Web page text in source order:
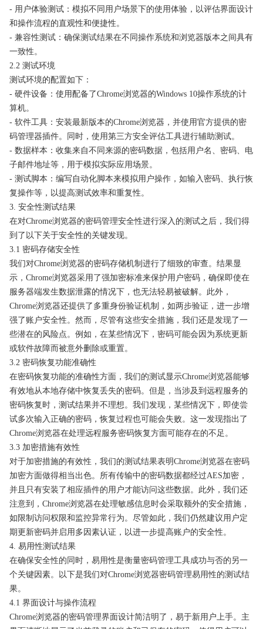
- 用户体验测试：模拟不同用户场景下的使用体验，以评估界面设计
和操作流程的直观性和便捷性。
- 兼容性测试：确保测试结果在不同操作系统和浏览器版本之间具有
一致性。
2.2 测试环境
测试环境的配置如下：
- 硬件设备：使用配备了Chrome浏览器的Windows 10操作系统的计
算机。
- 软件工具：安装最新版本的Chrome浏览器，并使用官方提供的密
码管理器插件。同时，使用第三方安全评估工具进行辅助测试。
- 数据样本：收集来自不同来源的密码数据，包括用户名、密码、电
子邮件地址等，用于模拟实际应用场景。
- 测试脚本：编写自动化脚本来模拟用户操作，如输入密码、执行恢
复操作等，以提高测试效率和重复性。
3. 安全性测试结果
在对Chrome浏览器的密码管理安全性进行深入的测试之后，我们得
到了以下关于安全性的关键发现。
3.1 密码存储安全性
我们对Chrome浏览器的密码存储机制进行了细致的审查。结果显
示，Chrome浏览器采用了强加密标准来保护用户密码，确保即使在
服务器端发生数据泄露的情况下，也无法轻易被破解。此外，
Chrome浏览器还提供了多重身份验证机制，如两步验证，进一步增
强了账户安全性。然而，尽管有这些安全措施，我们还是发现了一
些潜在的风险点。例如，在某些情况下，密码可能会因为系统更新
或软件故障而被意外删除或重置。
3.2 密码恢复功能准确性
在密码恢复功能的准确性方面，我们的测试显示Chrome浏览器能够
有效地从本地存储中恢复丢失的密码。但是，当涉及到远程服务的
密码恢复时，测试结果并不理想。我们发现，某些情况下，即使尝
试多次输入正确的密码，恢复过程也可能会失败。这一发现指出了
Chrome浏览器在处理远程服务密码恢复方面可能存在的不足。
3.3 加密措施有效性
对于加密措施的有效性，我们的测试结果表明Chrome浏览器在密码
加密方面做得相当出色。所有传输中的密码数据都经过AES加密，
并且只有安装了相应插件的用户才能访问这些数据。此外，我们还
注意到，Chrome浏览器在处理敏感信息时会采取额外的安全措施，
如限制访问权限和监控异常行为。尽管如此，我们仍然建议用户定
期更新密码并启用多因素认证，以进一步提高账户的安全性。
4. 易用性测试结果
在确保安全性的同时，易用性是衡量密码管理工具成功与否的另一
个关键因素。以下是我们对Chrome浏览器密码管理易用性的测试结
果。
4.1 界面设计与操作流程
Chrome浏览器的密码管理界面设计简洁明了，易于新用户上手。主